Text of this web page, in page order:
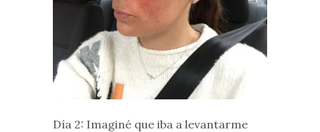
Día 2: Imaginé que iba a levantarme